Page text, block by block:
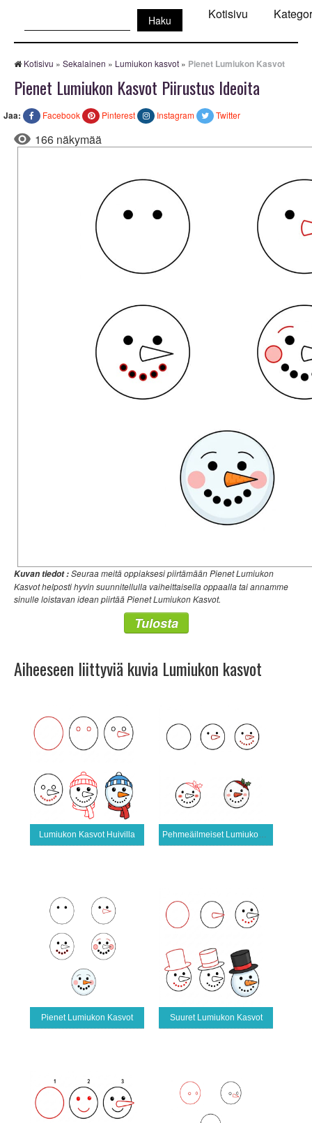
Kotisivu
Kotisivu » Sekalainen » Lumiukon kasvot » Pienet Lumiukon Kasvot
Pienet Lumiukon Kasvot Piirustus Ideoita
Jaa: Facebook Pinterest Instagram Twitter
166 näkymää
Kuvan tiedot :Seuraa meitä oppiaksesi piirtämään Pienet Lumiukon
Kasvot helposti hyvin suunnitellulla vaiheittaisella oppaalla tai annamme
sinulle loistavan idean piirtää Pienet Lumiukon Kasvot.
Tulosta
Aiheeseen liittyviä kuvia Lumiukon kasvot
Lumiukon Kasvot Huivilla Pehmeäilmeiset Lumiukon Kasvot
Pienet Lumiukon Kasvot Suuret Lumiukon Kasvot